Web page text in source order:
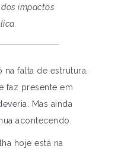
impactos
falta de estrutura.
faz presente em
Mas ainda
acontecendo.
hoje está na